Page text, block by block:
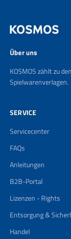
Über uns
KOSMOS zählt zu
Spielwarenverlagen.
SERVICE
Servicecenter
FAQs
Anleitungen
B2B-Portal
Lizenzen - Rights
Entsorgung &
Handel